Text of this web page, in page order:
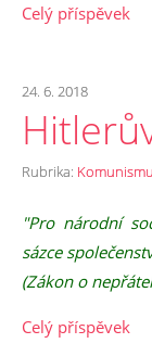
Celý příspěvek
24. 6. 2018
Rubrika:
"Pro národní
sázce
(Zákon o
Celý příspěvek